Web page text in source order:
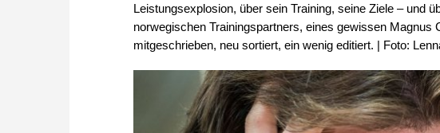
Leistungsexplosion, über sein Training, seine Ziele – und
norwegischen Trainingspartners, eines gewissen
mitgeschrieben, neu sortiert, ein wenig editiert. | Foto: